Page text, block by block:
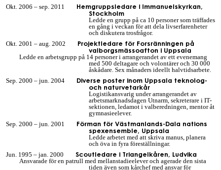
Okt. 2006 – sep. 2011 Hemgruppsledare i Immanuelskyrkan,
Stockholm
Ledde en grupp på ca 10 personer som träffades
en gång i veckan för att dela livserfarenheter
och diskutera trosfrågor.
Okt. 2001 – aug. 2002
Projektledare för Forsränningen på
valborgsmässoafton i Uppsala
Ledde en arbetsgrupp på 14 personer i arrangerandet av ett evenemang
med 500 deltagare och volontärer och 30 000
åskådare. Sex månaders ideellt halvtidsarbete.
Sep. 2000 – jun. 2004 Diverse poster inom Uppsala teknolog-
och naturvetarkår
Logistikansvarig under arrangerandet av
arbetsmarknadsdagen Utnarm, sekreterare i IT-
sektionen, ledamot i valberedningen, mentor åt
gymnasieelever.
Sep. 2000 – jun. 2001
Förman för Västmanlands-Dala nations
spexensemble, Uppsala
Ledde arbetet med att skriva manus, planera
och öva in fyra föreställningar.
Jun. 1995 – jan. 2000 Scoutledare i Triangelkåren, Ludvika
Ansvarade för en patrull med mellanstadieelever och agerade den sista
tiden även som kårchef med ansvar för